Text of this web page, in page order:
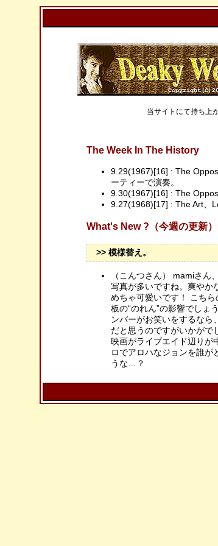
当サイトにて持ち上
The Week In The History
9.29(1967)[16] : The
ーティーで演奏。
9.30(1967)[16] : The
9.27(1968)[17] : The Art、
What's New ?（今週の更新）
>> 模様替え。
（こんつさん） mamiさ
写真が多いですね。爽やか
めちゃ可愛いです！ こち
板の“のれん”の影響でしょ
ンバーがお笑いをするなら
だと思うのですがいかがで
映画がライブエイド辺りが
ロでアロハなジョンを誰が
うな…？